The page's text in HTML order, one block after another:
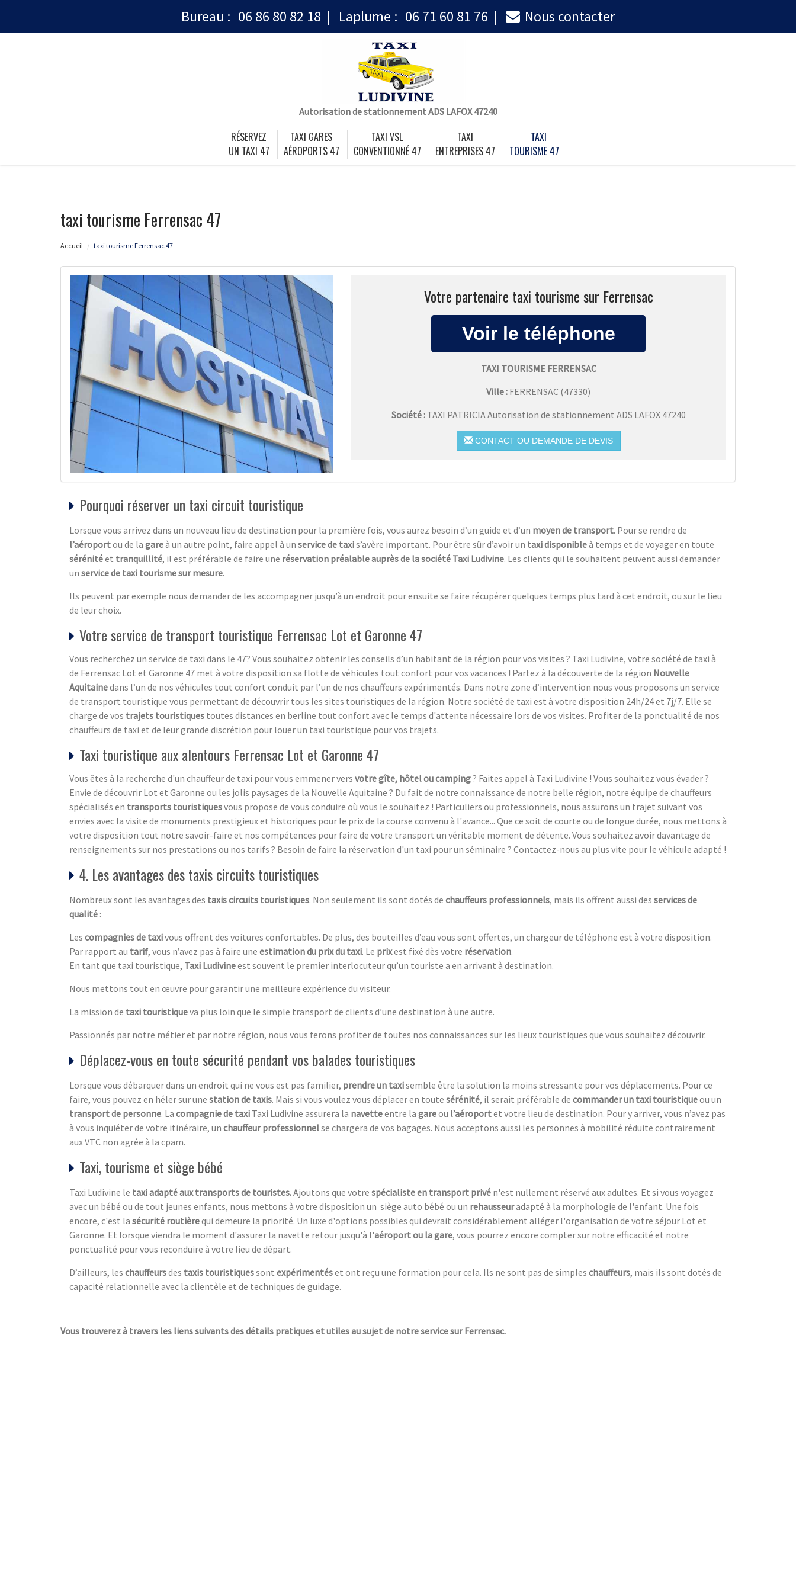
Bureau : 06 86 80 82 18 Laplume : 06 71 60 81 76 Nous contacter
Autorisation de stationnement ADS LAFOX 47240
RÉSERVEZ
UN TAXI 47
TAXI GARES
AÉROPORTS 47
TAXI VSL
CONVENTIONNÉ 47
TAXI
ENTREPRISES 47
TAXI
TOURISME 47
taxi tourisme Ferrensac 47
Accueil taxi tourisme Ferrensac 47
Votre partenaire taxi tourisme sur Ferrensac
TAXI TOURISME FERRENSAC
Ville : FERRENSAC (47330)
Société : TAXI PATRICIA Autorisation de stationnement ADS LAFOX 47240
CONTACT OU DEMANDE DE DEVIS
Pourquoi réserver un taxi circuit touristique
Lorsque vous arrivez dans un nouveau lieu de destination pour la première fois, vous aurez besoin d’un guide et d’un moyen de transport. Pour se rendre de
l’aéroportou de la gareà un autre point, faire appel à un service de taxis’avère important. Pour être sûr d’avoir un taxi disponibleà temps et de voyager en toute
sérénitéet tranquillité, il est préférable de faire une réservation préalable auprès de la société Taxi Ludivine. Les clients qui le souhaitent peuvent aussi demander
un service de taxi tourisme sur mesure.
Ils peuvent par exemple nous demander de les accompagner jusqu’à un endroit pour ensuite se faire récupérer quelques temps plus tard à cet endroit, ou sur le lieu
de leur choix.
Votre service de transport touristique Ferrensac Lot et Garonne 47
Vous recherchez un service de taxi dans le 47? Vous souhaitez obtenir les conseils d’un habitant de la région pour vos visites ? Taxi Ludivine, votre société de taxi à
de Ferrensac Lot et Garonne 47 met à votre disposition sa flotte de véhicules tout confort pour vos vacances ! Partez à la découverte de la région Nouvelle
Aquitainedans l’un de nos véhicules tout confort conduit par l’un de nos chauffeurs expérimentés. Dans notre zone d’intervention nous vous proposons un service
de transport touristique vous permettant de découvrir tous les sites touristiques de la région. Notre société de taxi est à votre disposition 24h/24 et 7j/7. Elle se
charge de vos trajets touristiques toutes distances en berline tout confort avec le temps d'attente nécessaire lors de vos visites. Profiter de la ponctualité de nos
chauffeurs de taxi et de leur grande discrétion pour louer un taxi touristique pour vos trajets.
Taxi touristique aux alentours Ferrensac Lot et Garonne 47
Vous êtes à la recherche d'un chauffeur de taxi pour vous emmener vers votre gîte, hôtel ou camping? Faites appel à Taxi Ludivine ! Vous souhaitez vous évader ?
Envie de découvrir Lot et Garonne ou les jolis paysages de la Nouvelle Aquitaine ? Du fait de notre connaissance de notre belle région, notre équipe de chauffeurs
spécialisés en transports touristiquesvous propose de vous conduire où vous le souhaitez ! Particuliers ou professionnels, nous assurons un trajet suivant vos
envies avec la visite de monuments prestigieux et historiques pour le prix de la course convenu à l'avance... Que ce soit de courte ou de longue durée, nous mettons à
votre disposition tout notre savoir-faire et nos compétences pour faire de votre transport un véritable moment de détente. Vous souhaitez avoir davantage de
renseignements sur nos prestations ou nos tarifs ? Besoin de faire la réservation d'un taxi pour un séminaire ? Contactez-nous au plus vite pour le véhicule adapté !
4. Les avantages des taxis circuits touristiques
Nombreux sont les avantages des taxis circuits touristiques. Non seulement ils sont dotés de chauffeurs professionnels, mais ils offrent aussi des services de
qualité :
Les compagnies de taxivous offrent des voitures confortables. De plus, des bouteilles d’eau vous sont offertes, un chargeur de téléphone est à votre disposition.
Par rapport au tarif, vous n’avez pas à faire une estimation du prix du taxi. Le prixest fixé dès votre réservation.
En tant que taxi touristique, Taxi Ludivineest souvent le premier interlocuteur qu’un touriste a en arrivant à destination.
Nous mettons tout en œuvre pour garantir une meilleure expérience du visiteur.
La mission de taxi touristiqueva plus loin que le simple transport de clients d’une destination à une autre.
Passionnés par notre métier et par notre région, nous vous ferons profiter de toutes nos connaissances sur les lieux touristiques que vous souhaitez découvrir.
Déplacez-vous en toute sécurité pendant vos balades touristiques
Lorsque vous débarquer dans un endroit qui ne vous est pas familier, prendre un taxisemble être la solution la moins stressante pour vos déplacements. Pour ce
faire, vous pouvez en héler sur une station de taxis. Mais si vous voulez vous déplacer en toute sérénité, il serait préférable de commander un taxi touristiqueou un
transport de personne. La compagnie de taxi Taxi Ludivine assurera la navetteentre la gareou l’aéroportet votre lieu de destination. Pour y arriver, vous n’avez pas
à vous inquiéter de votre itinéraire, un chauffeur professionnelse chargera de vos bagages. Nous acceptons aussi les personnes à mobilité réduite contrairement
aux VTC non agrée à la cpam.
Taxi, tourisme et siège bébé
Taxi Ludivine le taxi adapté aux transports de touristes.Ajoutons que votre spécialiste en transport privé n'est nullement réservé aux adultes. Et si vous voyagez
avec un bébé ou de tout jeunes enfants, nous mettons à votre disposition un siège auto bébé ou un rehausseuradapté à la morphologie de l'enfant. Une fois
encore, c'est la sécurité routièrequi demeure la priorité. Un luxe d'options possibles qui devrait considérablement alléger l'organisation de votre séjour Lot et
Garonne. Et lorsque viendra le moment d'assurer la navette retour jusqu'à l'aéroport ou la gare, vous pourrez encore compter sur notre efficacité et notre
ponctualité pour vous reconduire à votre lieu de départ.
D’ailleurs, les chauffeursdes taxis touristiquessont expérimentéset ont reçu une formation pour cela. Ils ne sont pas de simples chauffeurs, mais ils sont dotés de
capacité relationnelle avec la clientèle et de techniques de guidage.
Vous trouverez à travers les liens suivants des détails pratiques et utiles au sujet de notre service sur Ferrensac.